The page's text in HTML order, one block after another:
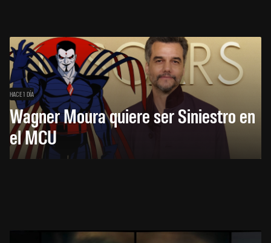
HACE 1 DÍA
Wagner Moura quiere ser Siniestro en
el MCU